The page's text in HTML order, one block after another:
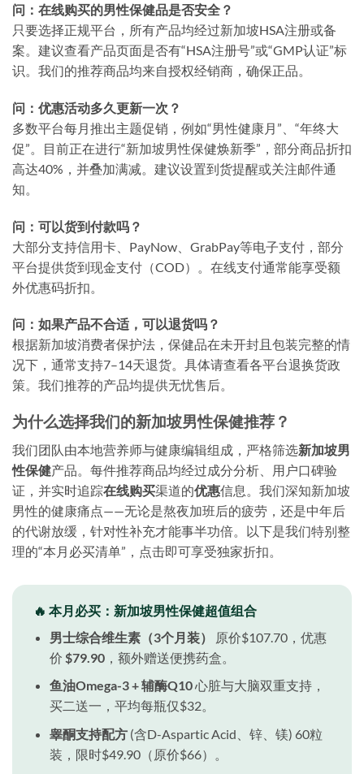
问：在线购买的男性保健品是否安全？
只要选择正规平台，所有产品均经过新加坡HSA注册或备
案。建议查看产品页面是否有“HSA注册号”或“GMP认证”标
识。我们的推荐商品均来自授权经销商，确保正品。
问：优惠活动多久更新一次？
多数平台每月推出主题促销，例如“男性健康月”、“年终大
促”。目前正在进行“新加坡男性保健焕新季” ，部分商品折扣
高达40%，并叠加满减。建议设置到货提醒或关注邮件通
知。
问：可以货到付款吗？
大部分支持信用卡、PayNow、GrabPay等电子支付，部分
平台提供货到现金支付（COD）。在线支付通常能享受额
外优惠码折扣。
问：如果产品不合适，可以退货吗？
根据新加坡消费者保护法，保健品在未开封且包装完整的情
况下，通常支持7–14天退货。具体请查看各平台退换货政
策。我们推荐的产品均提供无忧售后。
为什么选择我们的新加坡男性保健推荐？
我们团队由本地营养师与健康编辑组成，严格筛选新加坡男
性保健产品。每件推荐商品均经过成分分析、用户口碑验
证，并实时追踪在线购买渠道的优惠信息。我们深知新加坡
男性的健康痛点——无论是熬夜加班后的疲劳，还是中年后
的代谢放缓，针对性补充才能事半功倍。以下是我们特别整
理的“本月必买清单”，点击即可享受独家折扣。
🔥 本月必买：新加坡男性保健超值组合
男士综合维生素（3个月装）
原价$107.70，优惠
价 $79.90 ，额外赠送便携药盒。
鱼油Omega-3 + 辅酶Q10心脏与大脑双重支持，
买二送一，平均每瓶仅$32。
睾酮支持配方 (含D-Aspartic Acid、锌、镁) 60粒
装，限时$49.90（原价$66）。